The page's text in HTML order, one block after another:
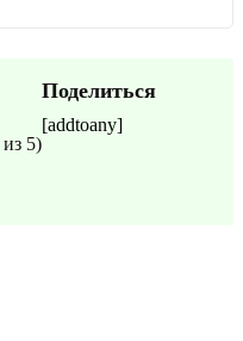
из 5)
Поделиться
[addtoany]